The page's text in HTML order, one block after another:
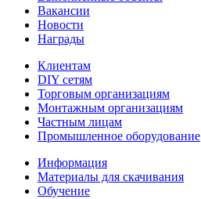
Вакансии
Новости
Награды
Клиентам
DIY сетям
Торговым организациям
Монтажным организациям
Частным лицам
Промышленное оборудование
Информация
Материалы для скачивания
Обучение